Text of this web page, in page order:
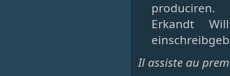
produciren.
Erkandt
Il assiste au